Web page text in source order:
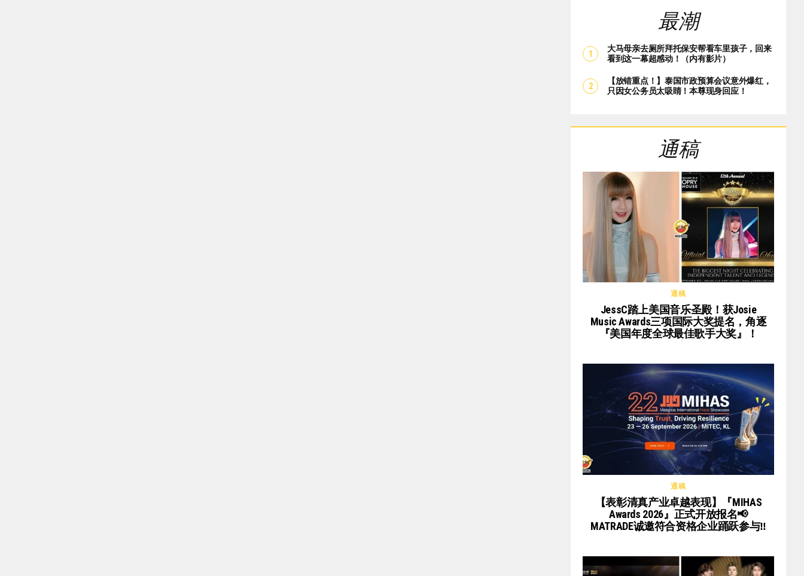
最潮
大马母亲去厕所拜托保安帮看车里孩子，回来
看到这一幕超感动！（内有影片）
【放错重点！】泰国市政预算会议意外爆红，
只因女公务员太吸睛！本尊现身回应！
通稿
通稿
JessC踏上美国音乐圣殿！获Josie
Music Awards三项国际大奖提名，角逐
『美国年度全球最佳歌手大奖』！
通稿
【表彰清真产业卓越表现】『MIHAS
Awards 2026』正式开放报名📢
MATRADE诚邀符合资格企业踊跃参与‼️